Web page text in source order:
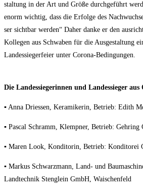
stal­tung in der Art und Grö­ße durch­ge­führt
enorm wich­tig, dass die Erfol­ge des
ser sicht­bar wer­den“ Daher dan­ke er den
Kol­le­gen aus Schwa­ben für die Aus­ge­stal­tung
Lan­des­sie­ger­fei­er unter Corona-Bedingungen.
Die Lan­des­sie­ge­rin­nen und Lan­des­sie­ger
▪ Anna Dries­sen, Kera­mi­ke­rin, Betrieb: Edith
▪ Pas­cal Schramm, Klemp­ner, Betrieb: Geh­ring
▪ Maren Look, Kon­di­to­rin, Betrieb: Kon­di­to­rei
▪ Mar­kus Schwarz­mann, Land- und
Land­tech­nik Steng­lein GmbH, Waischenfeld